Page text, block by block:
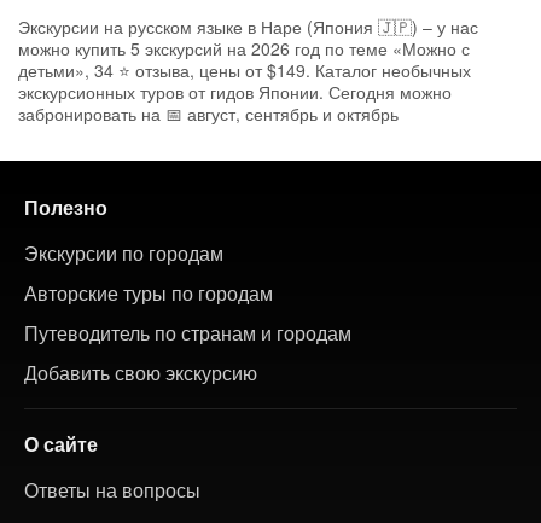
Экскурсии на русском языке в Наре (Япония 🇯🇵) – у нас
можно купить 5 экскурсий на 2026 год по теме «Можно с
детьми», 34 ⭐ отзыва, цены от $149. Каталог необычных
экскурсионных туров от гидов Японии. Сегодня можно
забронировать на 📅 август, сентябрь и октябрь
Полезно
Экскурсии по городам
Авторские туры по городам
Путеводитель по странам и городам
Добавить свою экскурсию
О сайте
Ответы на вопросы